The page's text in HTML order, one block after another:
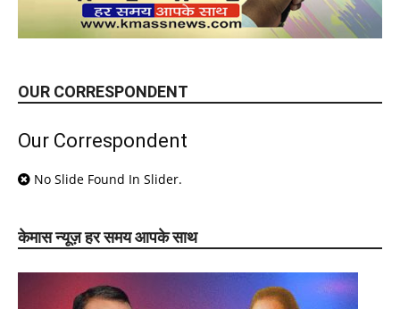
OUR CORRESPONDENT
Our Correspondent
No Slide Found In Slider.
केमास न्यूज़ हर समय आपके साथ